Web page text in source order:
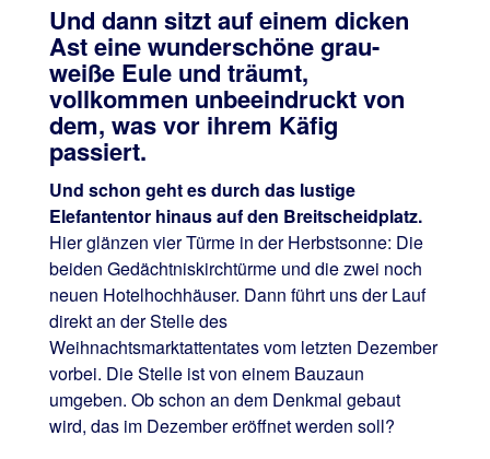
Und dann sitzt auf einem dicken
Ast eine wunderschöne grau-
weiße Eule und träumt,
vollkommen unbeeindruckt von
dem, was vor ihrem Käfig
passiert.
Und schon geht es durch das lustige
Elefantentor hinaus auf den Breitscheidplatz.
Hier glänzen vier Türme in der Herbstsonne: Die
beiden Gedächtniskirchtürme und die zwei noch
neuen Hotelhochhäuser. Dann führt uns der Lauf
direkt an der Stelle des
Weihnachtsmarktattentates vom letzten Dezember
vorbei. Die Stelle ist von einem Bauzaun
umgeben. Ob schon an dem Denkmal gebaut
wird, das im Dezember eröffnet werden soll?